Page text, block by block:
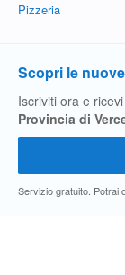
Pizzeria
Scopri le
Iscriviti ora e
Provincia di
Servizio gratuito. Potrai